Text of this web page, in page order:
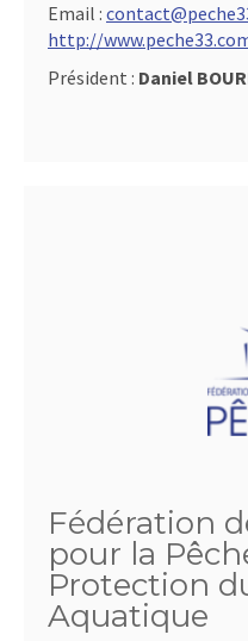
Email :
http://
Président : Daniel
Fédération
pour la
Protection
Aquatique